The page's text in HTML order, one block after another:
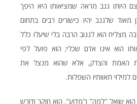
היותו גנב מראה שמציאותו היא היפך
שלגנב יהיו כישורים רבים בתחום
מצליח הוא לגנוב הרבה בלי שיעלו כלל
הוא אינו אדם שכלי; הוא פועל לפי
את האמת והצדק, אלא שהוא מנצל את
למילוי תאוותיו השפלות.
שואל "למה" ו"מדוע". הוא חוקר ודורש